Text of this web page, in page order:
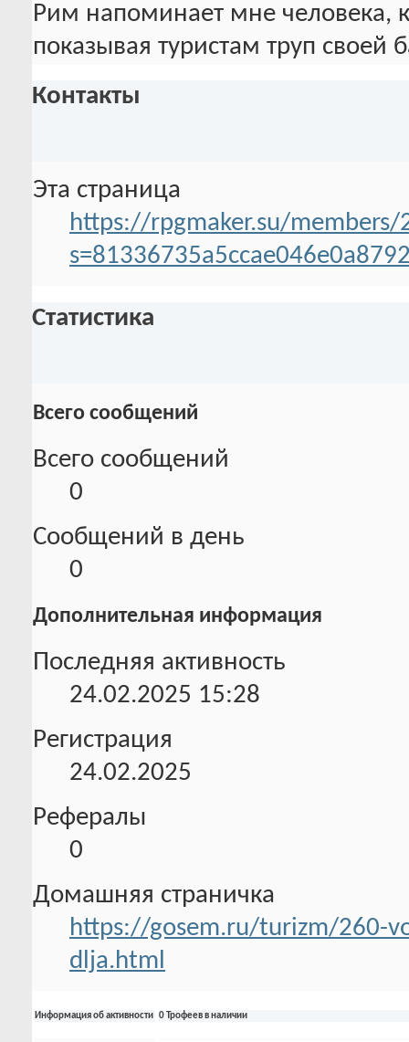
Рим напоминает мне человека,
показывая туристам труп своей
Контакты
Эта страница
https://rpgmaker.su/
Статистика
Всего сообщений
Всего сообщений
0
Сообщений в день
0
Дополнительная информация
Последняя активность
24.02.2025 15:28
Регистрация
24.02.2025
Рефералы
0
Домашняя страничка
https://gosem.ru/turizm/260-
dlja.html
Информация об активности 0 Трофеев в наличии